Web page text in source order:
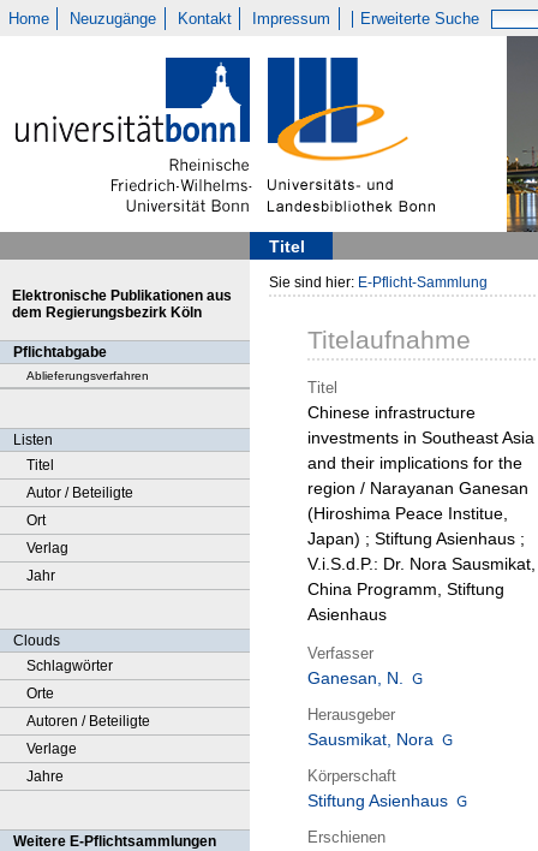
Home Neuzugänge Kontakt Impressum Erweiterte Suche
Titel
Elektronische Publikationen aus
dem Regierungsbezirk Köln
Pflichtabgabe
Ablieferungsverfahren
Listen
Titel
Autor / Beteiligte
Ort
Verlag
Jahr
Clouds
Schlagwörter
Orte
Autoren / Beteiligte
Verlage
Jahre
Weitere E-Pflichtsammlungen
Sie sind hier: E-Pflicht-Sammlung
Titelaufnahme
Titel
Chinese infrastructure
investments in Southeast Asia
and their implications for the
region / Narayanan Ganesan
(Hiroshima Peace Institue,
Japan) ; Stiftung Asienhaus ;
V.i.S.d.P.: Dr. Nora Sausmikat,
China Programm, Stiftung
Asienhaus
Verfasser
Ganesan, N.
Herausgeber
Sausmikat, Nora
Körperschaft
Stiftung Asienhaus
Erschienen